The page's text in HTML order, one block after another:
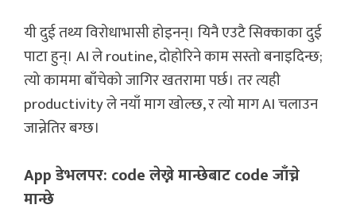
यी दुई तथ्य विरोधाभासी होइनन्। यिनै एउटै सिक्काका दुई
पाटा हुन्। AI ले routine, दोहोरिने काम सस्तो बनाइदिन्छ;
त्यो काममा बाँचेको जागिर खतरामा पर्छ। तर त्यही
productivity ले नयाँ माग खोल्छ, र त्यो माग AI चलाउन
जान्नेतिर बग्छ।
App डेभलपर: code लेख्ने मान्छेबाट code जाँच्ने
मान्छे